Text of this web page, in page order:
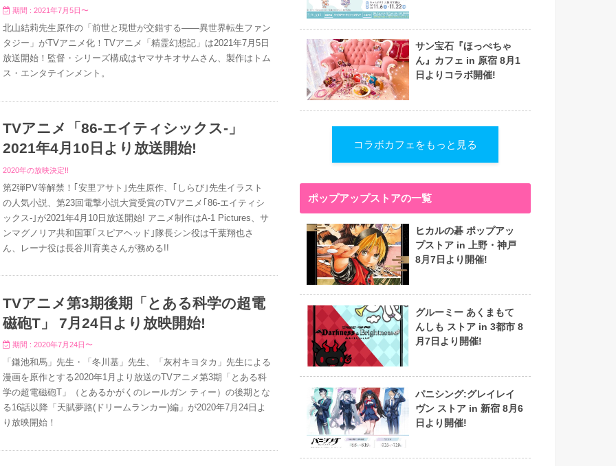
期間 : 2021年7月5日〜
北山結莉先生原作の「前世と現世が交錯する――異世界転生ファン
タジー」がTVアニメ化！TVアニメ「精霊幻想記」は2021年7月5日
放送開始！監督・シリーズ構成はヤマサキオサムさん、製作はトム
ス・エンタテインメント。
TVアニメ「86-エイティシックス-」
2021年4月10日より放送開始!
2020年の放映決定!!
第2弾PV等解禁！｢安里アサト｣先生原作、｢しらび｣先生イラスト
の人気小説、第23回電撃小説大賞受賞のTVアニメ｢86-エイティシ
ックス-｣が2021年4月10日放送開始! アニメ制作はA-1 Pictures、サ
ンマグノリア共和国軍｢スピアヘッド｣隊長シン役は千葉翔也さ
ん、レーナ役は長谷川育美さんが務める!!
TVアニメ第3期後期「とある科学の超電
磁砲T」 7月24日より放映開始!
期間 : 2020年7月24日〜
「鎌池和馬」先生・「冬川基」先生、「灰村キヨタカ」先生による
漫画を原作とする2020年1月より放送のTVアニメ第3期「とある科
学の超電磁砲T」（とあるかがくのレールガン ティー）の後期とな
る16話以降「天賦夢路(ドリームランカー)編」が2020年7月24日よ
り放映開始！
サン宝石『ほっぺちゃ
ん』カフェ in 原宿 8月1
日よりコラボ開催!
コラボカフェをもっと見る
ポップアップストアの一覧
ヒカルの碁 ポップアッ
プストア in 上野・神戸
8月7日より開催!
グルーミー あくまもて
んしも ストア in 3都市 8
月7日より開催!
パニシング:グレイレイ
ヴン ストア in 新宿 8月6
日より開催!